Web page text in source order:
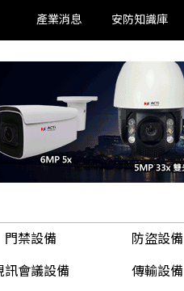
產業消息 安防知識庫
門禁設備 防盜設備
訊會議設備 傳輸設備